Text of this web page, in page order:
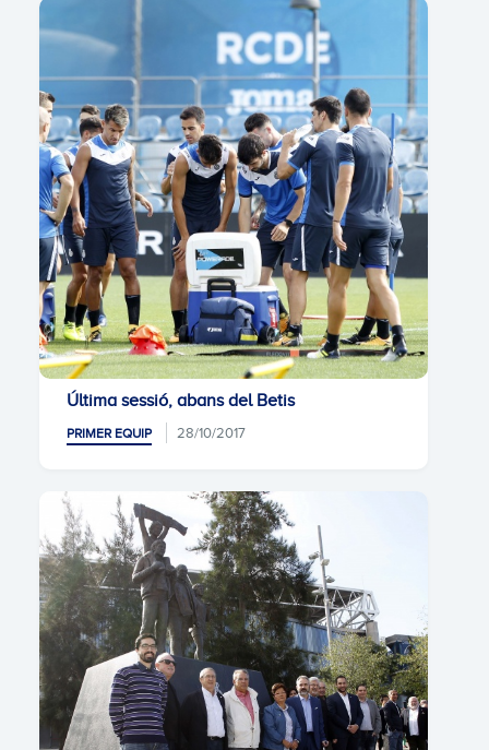
Última sessió, abans del Betis
PRIMER EQUIP 28/10/2017